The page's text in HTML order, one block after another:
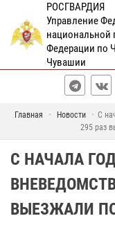
РОСГВАРДИЯ
Управление
национальной
Федерации по
Чувашии
Главная Новости
С
295 раз
С НАЧАЛА
ВЫЕЗЖАЛИ